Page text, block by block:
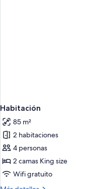
Habitación
85 m²
2 habitaciones
4 personas
2 camas King size
Wifi gratuito